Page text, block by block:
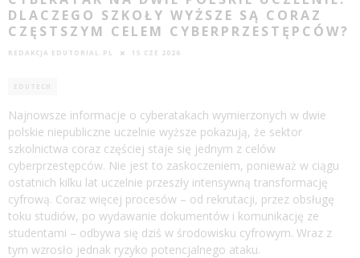
DLACZEGO SZKOŁY WYŻSZE SĄ CORAZ
CZĘSTSZYM CELEM CYBERPRZESTĘPCÓW?
REDAKCJA EDUTORIAL.PL 15 CZE 2026
EDUTECH
Najnowsze informacje o cyberatakach wymierzonych w dwie
polskie niepubliczne uczelnie wyższe pokazują, że sektor
szkolnictwa coraz częściej staje się jednym z celów
cyberprzestępców. Nie jest to zaskoczeniem, ponieważ w ciągu
ostatnich kilku lat uczelnie przeszły intensywną transformację
cyfrową. Coraz więcej procesów – od rekrutacji, przez obsługę
toku studiów, po wydawanie dokumentów i komunikację ze
studentami – odbywa się dziś w środowisku cyfrowym. Wraz z
tym wzrosło jednak ryzyko potencjalnego ataku.